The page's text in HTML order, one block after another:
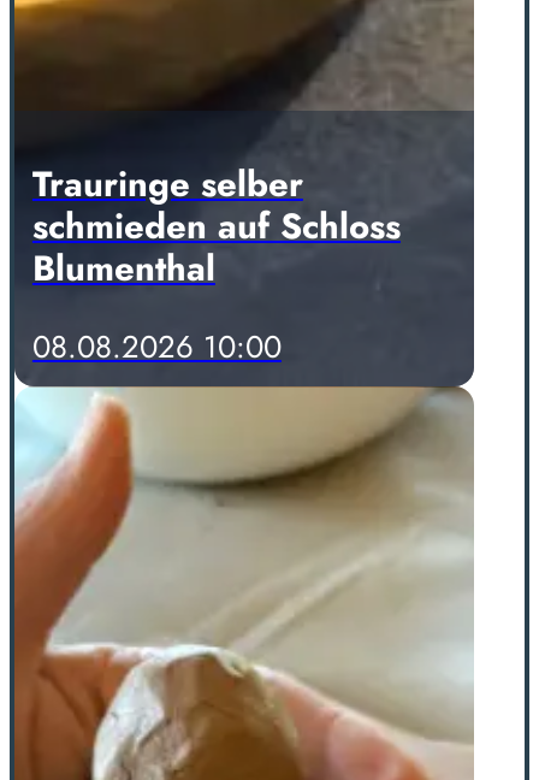
Trauringe selber
schmieden auf Schloss
Blumenthal
08.08.2026 10:00